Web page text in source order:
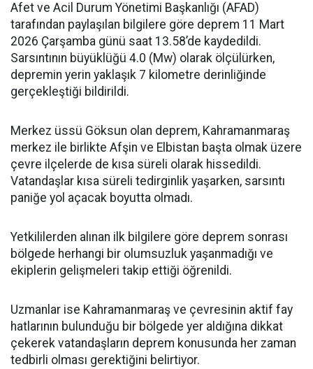
Afet ve Acil Durum Yönetimi Başkanlığı (AFAD)
tarafından paylaşılan bilgilere göre deprem 11 Mart
2026 Çarşamba günü saat 13.58’de kaydedildi.
Sarsıntının büyüklüğü 4.0 (Mw) olarak ölçülürken,
depremin yerin yaklaşık 7 kilometre derinliğinde
gerçekleştiği bildirildi.
Merkez üssü Göksun olan deprem, Kahramanmaraş
merkez ile birlikte Afşin ve Elbistan başta olmak üzere
çevre ilçelerde de kısa süreli olarak hissedildi.
Vatandaşlar kısa süreli tedirginlik yaşarken, sarsıntı
paniğe yol açacak boyutta olmadı.
Yetkililerden alınan ilk bilgilere göre deprem sonrası
bölgede herhangi bir olumsuzluk yaşanmadığı ve
ekiplerin gelişmeleri takip ettiği öğrenildi.
Uzmanlar ise Kahramanmaraş ve çevresinin aktif fay
hatlarının bulunduğu bir bölgede yer aldığına dikkat
çekerek vatandaşların deprem konusunda her zaman
tedbirli olması gerektiğini belirtiyor.